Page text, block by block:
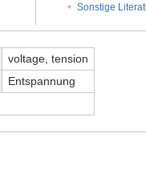
Sonstige
voltage, tension
Entspannung